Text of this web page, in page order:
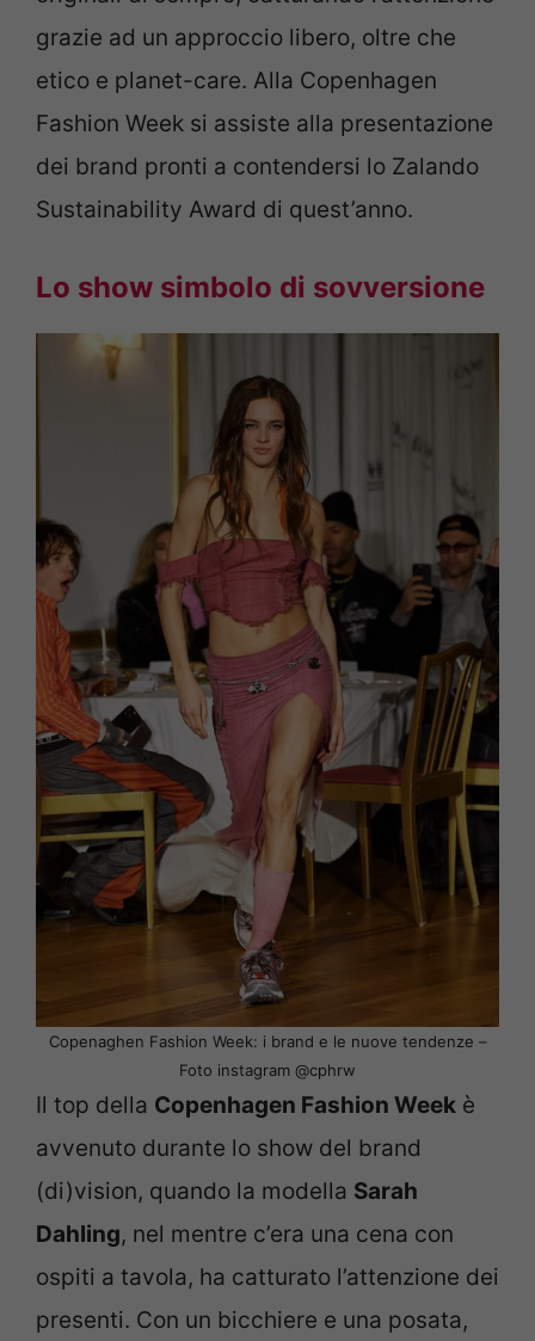
grazie ad un approccio libero, oltre che
etico e planet-care. Alla Copenhagen
Fashion Week si assiste alla presentazione
dei brand pronti a contendersi lo Zalando
Sustainability Award di quest’anno.
Lo show simbolo di sovversione
Copenaghen Fashion Week: i brand e le nuove tendenze –
Foto instagram @cphrw
Il top della Copenhagen Fashion Week è
avvenuto durante lo show del brand
(di)vision, quando la modella Sarah
Dahling, nel mentre c’era una cena con
ospiti a tavola, ha catturato l’attenzione dei
presenti. Con un bicchiere e una posata,